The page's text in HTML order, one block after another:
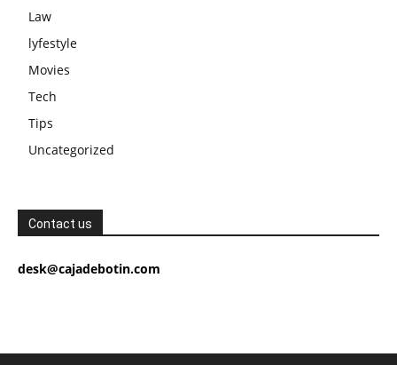
Law
lyfestyle
Movies
Tech
Tips
Uncategorized
Contact us
desk@cajadebotin.com